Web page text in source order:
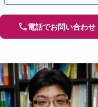
電話でお問い合わせ